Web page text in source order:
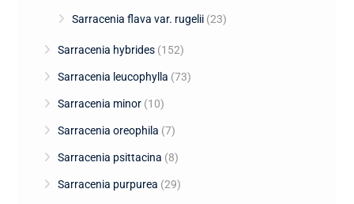
Sarracenia flava var. rugelii (23)
Sarracenia hybrides (152)
Sarracenia leucophylla (73)
Sarracenia minor (10)
Sarracenia oreophila (7)
Sarracenia psittacina (8)
Sarracenia purpurea (29)